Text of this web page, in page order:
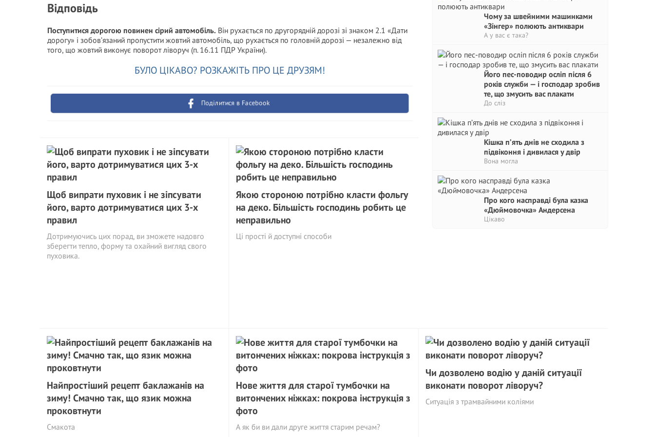
Чому за швейними машинками
«Зінгер» полюють антиквари
А у вас є така?
Його пес-поводир осліп після 6
років служби — і господар зробив
те, що змусить вас плакати
До сліз
Кішка п’ять днів не сходила з
підвіконня і дивилася у двір
Вона могла
Про кого насправді була казка
«Дюймовочка» Андерсена
Цікаво
Відповідь
Поступитися дорогою повинен сірий автомобіль. Він рухається по другорядній дорозі зі знаком 2.1 «Дати
дорогу» і зобов’язаний пропустити жовтий автомобіль, що рухається по головній дорозі — незалежно від
того, що жовтий виконує поворот ліворуч (п. 16.11 ПДР України).
БУЛО ЦІКАВО? РОЗКАЖІТЬ ПРО ЦЕ ДРУЗЯМ!
Поділитися в Facebook
Щоб випрати пуховик і не зіпсувати
його, варто дотримуватися цих 3-х
правил
Дотримуючись цих порад, ви зможете надовго
зберегти тепло, форму та охайний вигляд свого
пуховика.
Якою стороною потрібно класти фольгу
на деко. Більшість господинь робить це
неправильно
Ці прості й доступні способи
Найпростіший рецепт баклажанів на
зиму! Смачно так, що язик можна
проковтнути
Смакота
Нове життя для старої тумбочки на
витончених ніжках: покрова інструкція з
фото
А як би ви дали друге життя старим речам?
Чи дозволено водію у даній ситуації
виконати поворот ліворуч?
Ситуація з трамвайними коліями